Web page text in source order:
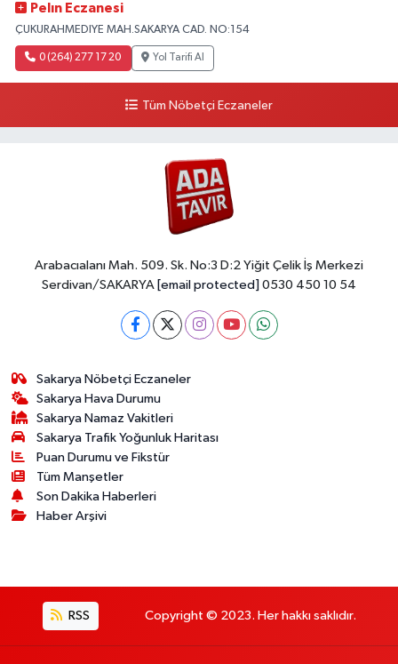
Pelın Eczanesi
ÇUKURAHMEDIYE MAH.SAKARYA CAD. NO:154
0 (264) 277 17 20 Yol Tarifi Al
Tüm Nöbetçi Eczaneler
Arabacıalanı Mah. 509. Sk. No:3 D:2 Yiğit Çelik İş Merkezi
Serdivan/SAKARYA [email protected] 0530 450 10 54
Sakarya Nöbetçi Eczaneler
Sakarya Hava Durumu
Sakarya Namaz Vakitleri
Sakarya Trafik Yoğunluk Haritası
Puan Durumu ve Fikstür
Tüm Manşetler
Son Dakika Haberleri
Haber Arşivi
RSS Copyright © 2023. Her hakkı saklıdır.